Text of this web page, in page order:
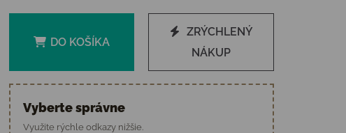
DO KOŠÍKA
ZRÝCHLENÝ
NÁKUP
Vyberte správne
Využite rýchle odkazy nižšie.